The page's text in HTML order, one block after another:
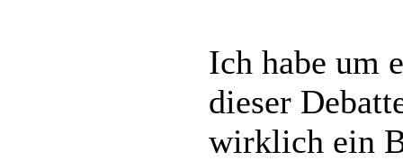
Ich habe um
dieser
wirklich ein